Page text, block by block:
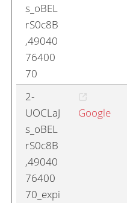
s_oBEL
rS0c8B
,49040
76400
70
2-
UOCLaJ
s_oBEL
rS0c8B
,49040
76400
70_expi
Google